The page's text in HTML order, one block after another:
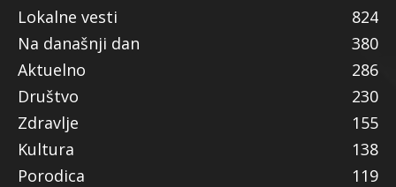
Lokalne vesti
824
Na današnji dan
380
Aktuelno
286
Društvo
230
Zdravlje
155
Kultura
138
Porodica
119